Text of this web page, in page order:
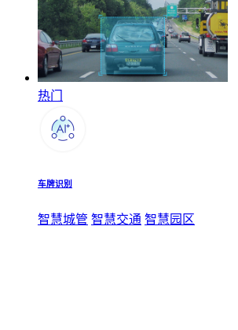
热门
车牌识别
智慧城管 智慧交通 智慧园区